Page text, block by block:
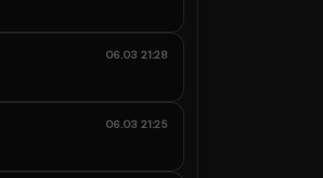
06.03 21:28
06.03 21:25